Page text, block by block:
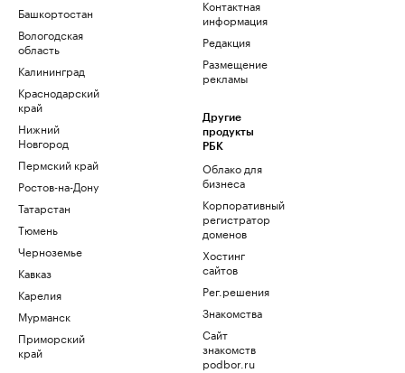
Башкортостан
Вологодская
область
Калининград
Краснодарский
край
Нижний
Новгород
Пермский край
Ростов-на-Дону
Татарстан
Тюмень
Черноземье
Кавказ
Карелия
Мурманск
Приморский
край
Контактная
информация
Редакция
Размещение
рекламы
Другие
продукты
РБК
Облако для
бизнеса
Корпоративный
регистратор
доменов
Хостинг
сайтов
Рег.решения
Знакомства
Сайт
знакомств
podbor.ru